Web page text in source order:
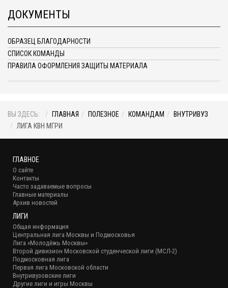
ДОКУМЕНТЫ
ОБРАЗЕЦ БЛАГОДАРНОСТИ
СПИСОК КОМАНДЫ
ПРАВИЛА ОФОРМЛЕНИЯ ЗАЩИТЫ МАТЕРИАЛА
ВЫ ЗДЕСЬ: ГЛАВНАЯ ПОЛЕЗНОЕ КОМАНДАМ
ВНУТРИВУЗ
ЛИГА КВН МГРИ
ГЛАВНОЕ
О сайте
Контакты
Часто задаваемые вопросы
Главные материалы
Архив новостей
ЛИГИ
Общая информация
Центральная лига Москвы и Подмосковья
Лига «Молодёжь Москвы»
Второй дивизион Московской студенческой лиги (МСЛ-2)
Подмосковная лига
Первая лига Московской области
Внутривузовские лиги
Другие лиги и игры Москвы